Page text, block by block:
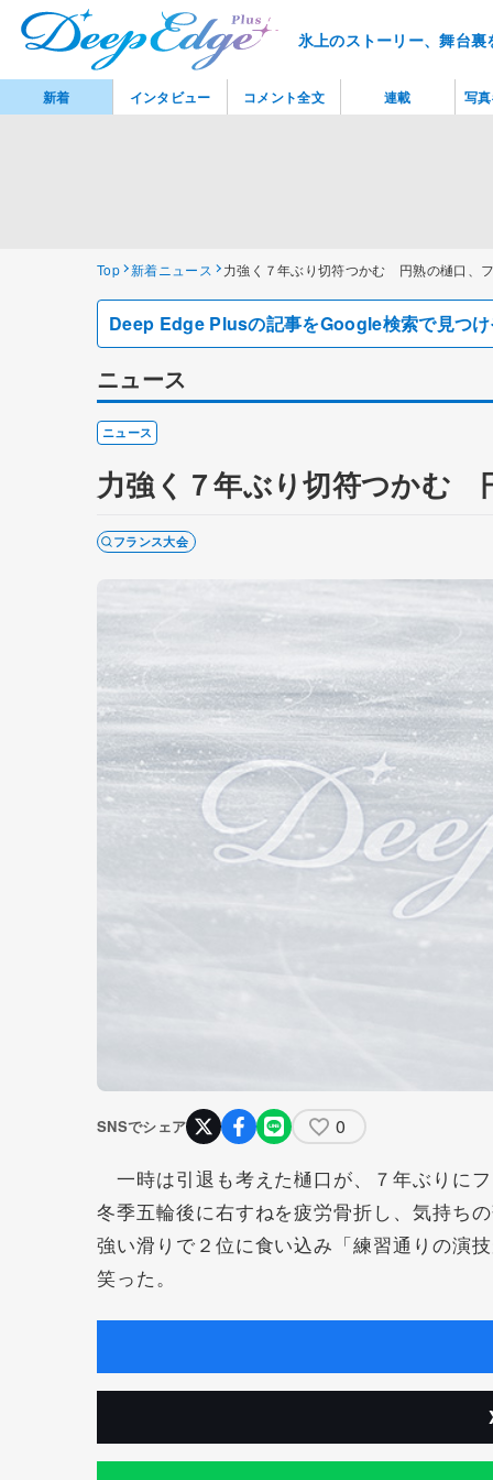
氷上のストーリー、舞台
Top 新着ニュース 力強く７年ぶり切符つかむ 円熟の樋口、
Deep Edge Plusの記事をGoogle検索で見つ
ニュース
ニュース
力強く７年ぶり切符つかむ
フランス大会
SNSでシェア 0
一時は引退も考えた樋口が、７年ぶりに
冬季五輪後に右すねを疲労骨折し、気持ち
強い滑りで２位に食い込み「練習通りの演
笑った。
新着 インタビュー コメント全文 連載 写